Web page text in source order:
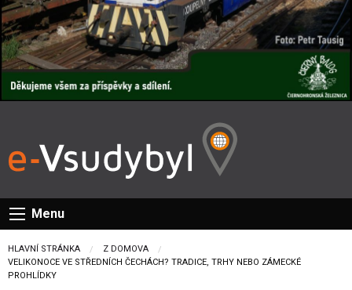
Menu
HLAVNÍ STRÁNKA
Z DOMOVA
CURRENT:
VELIKONOCE VE STŘEDNÍCH ČECHÁCH? TRADICE, TRHY NEBO ZÁMECKÉ
PROHLÍDKY